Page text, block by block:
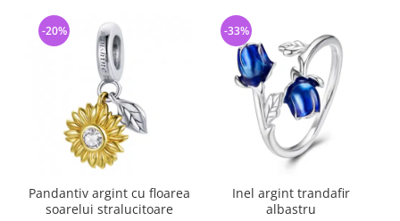
Pandantiv argint cu floarea
soarelui stralucitoare
-20%
Inel argint trandafir
albastru
-33%